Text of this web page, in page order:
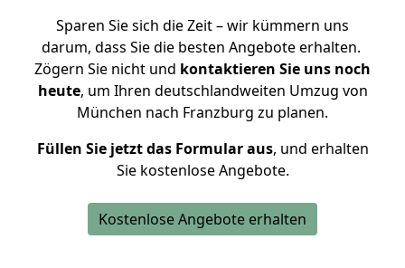
Sparen Sie sich die Zeit – wir kümmern uns
darum, dass Sie die besten Angebote erhalten.
Zögern Sie nicht und kontaktieren Sie uns noch
heute, um Ihren deutschlandweiten Umzug von
München nach Franzburg zu planen.
Füllen Sie jetzt das Formular aus, und erhalten
Sie kostenlose Angebote.
Kostenlose Angebote erhalten